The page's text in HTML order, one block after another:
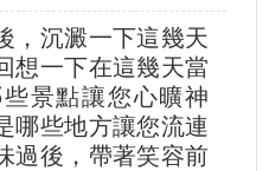
，沉澱一下這幾天
想一下在這幾天當
景點讓您心曠神
哪些地方讓您流連
過後，帶著笑容前